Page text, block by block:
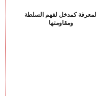
المعرفة كمدخل لفهم السلطة
ومقاومتها